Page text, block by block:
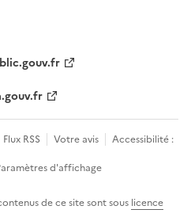
Flux RSS Votre avis
Accessibilité :
d'affichage
de ce site sont sous licence